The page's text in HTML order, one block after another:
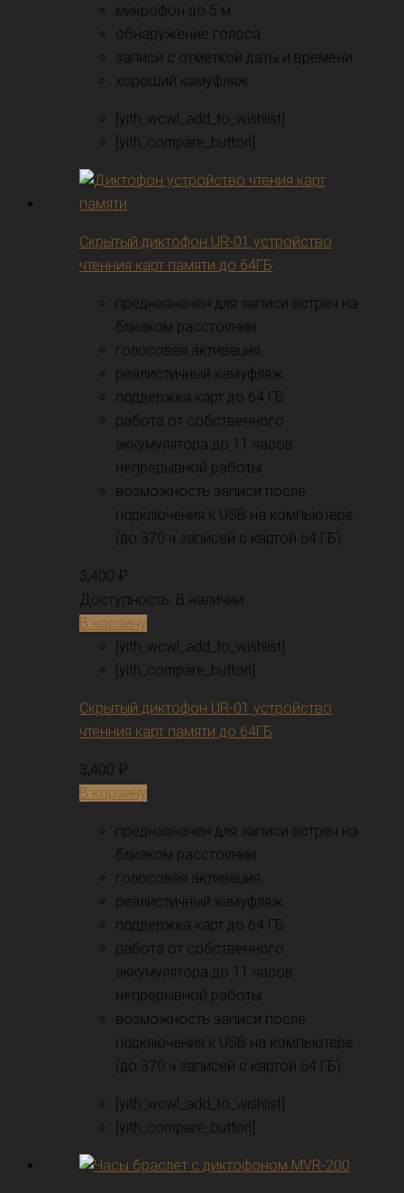
микрофон до 5 м
обнаружение голоса
записи с отметкой даты и времени
хороший камуфляж
[yith_wcwl_add_to_wishlist]
[yith_compare_button]
Скрытый диктофон UR-01 устройство
чтенния карт памяти до 64ГБ
предназначен для записи встреч на
близком расстоянии
голосовая активация
реалистичный камуфляж
поддержка карт до 64 ГБ
работа от собственного
аккумулятора до 11 часов
непрерывной работы
возможность записи после
подключения к USB на компьютере
(до 370 ч записей с картой 64 ГБ)
3,400 ₽
Доступность: В наличии
В корзину
[yith_wcwl_add_to_wishlist]
[yith_compare_button]
Скрытый диктофон UR-01 устройство
чтенния карт памяти до 64ГБ
3,400 ₽
В корзину
предназначен для записи встреч на
близком расстоянии
голосовая активация
реалистичный камуфляж
поддержка карт до 64 ГБ
работа от собственного
аккумулятора до 11 часов
непрерывной работы
возможность записи после
подключения к USB на компьютере
(до 370 ч записей с картой 64 ГБ)
[yith_wcwl_add_to_wishlist]
[yith_compare_button]